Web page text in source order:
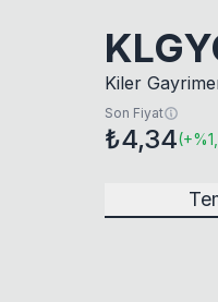
Kiler
Son Fiyat
₺4,34(+